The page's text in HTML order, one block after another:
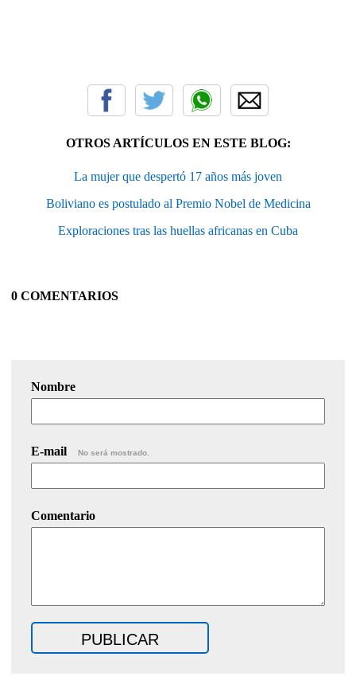
OTROS ARTÍCULOS EN ESTE BLOG:
La mujer que despertó 17 años más joven
Boliviano es postulado al Premio Nobel de Medicina
Exploraciones tras las huellas africanas en Cuba
0 COMENTARIOS
Nombre
E-mail No será mostrado.
Comentario